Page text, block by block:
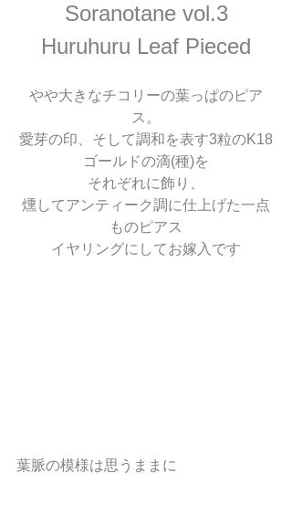
Soranotane vol.3
Huruhuru Leaf Pieced
やや大きなチコリーの葉っぱのピア
ス。
愛芽の印、そして調和を表す3粒のK18
ゴールドの滴(種)を
それぞれに飾り、
燻してアンティーク調に仕上げた一点
ものピアス
イヤリングにしてお嫁入です
葉脈の模様は思うままに